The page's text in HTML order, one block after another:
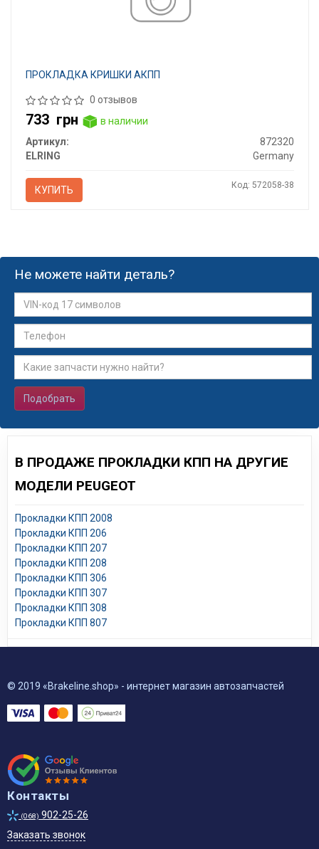
ПРОКЛАДКА КРИШКИ АКПП
0 отзывов
733 грн
в наличии
Артикул:
872320
ELRING
Germany
КУПИТЬ Код: 572058-38
Не можете найти деталь?
Подобрать
В ПРОДАЖЕ ПРОКЛАДКИ КПП НА ДРУГИЕ
МОДЕЛИ PEUGEOT
Прокладки КПП 2008
Прокладки КПП 206
Прокладки КПП 207
Прокладки КПП 208
Прокладки КПП 306
Прокладки КПП 307
Прокладки КПП 308
Прокладки КПП 807
© 2019 «Brakeline.shop» - интернет магазин автозапчастей
Контакты
(068) 902-25-26
Заказать звонок